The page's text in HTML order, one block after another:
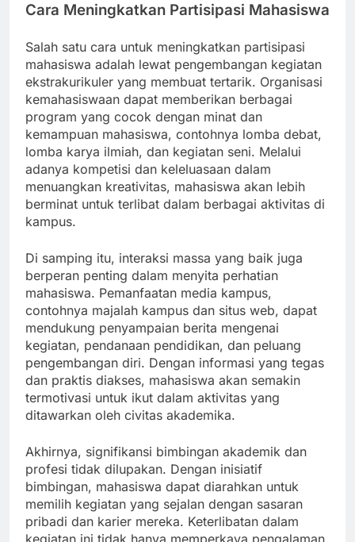
Cara Meningkatkan Partisipasi Mahasiswa
Salah satu cara untuk meningkatkan partisipasi
mahasiswa adalah lewat pengembangan kegiatan
ekstrakurikuler yang membuat tertarik. Organisasi
kemahasiswaan dapat memberikan berbagai
program yang cocok dengan minat dan
kemampuan mahasiswa, contohnya lomba debat,
lomba karya ilmiah, dan kegiatan seni. Melalui
adanya kompetisi dan keleluasaan dalam
menuangkan kreativitas, mahasiswa akan lebih
berminat untuk terlibat dalam berbagai aktivitas di
kampus.
Di samping itu, interaksi massa yang baik juga
berperan penting dalam menyita perhatian
mahasiswa. Pemanfaatan media kampus,
contohnya majalah kampus dan situs web, dapat
mendukung penyampaian berita mengenai
kegiatan, pendanaan pendidikan, dan peluang
pengembangan diri. Dengan informasi yang tegas
dan praktis diakses, mahasiswa akan semakin
termotivasi untuk ikut dalam aktivitas yang
ditawarkan oleh civitas akademika.
Akhirnya, signifikansi bimbingan akademik dan
profesi tidak dilupakan. Dengan inisiatif
bimbingan, mahasiswa dapat diarahkan untuk
memilih kegiatan yang sejalan dengan sasaran
pribadi dan karier mereka. Keterlibatan dalam